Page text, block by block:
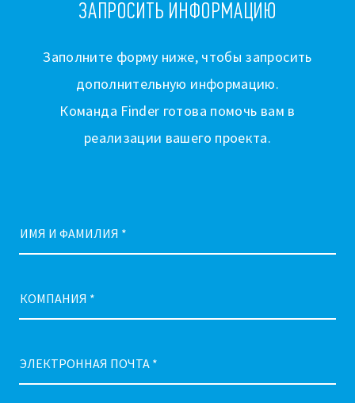
ЗАПРОСИТЬ ИНФОРМАЦИЮ
Заполните форму ниже, чтобы запросить
дополнительную информацию.
Команда Finder готова помочь вам в
реализации вашего проекта.
ИМЯ И ФАМИЛИЯ *
КОМПАНИЯ *
ЭЛЕКТРОННАЯ ПОЧТА *